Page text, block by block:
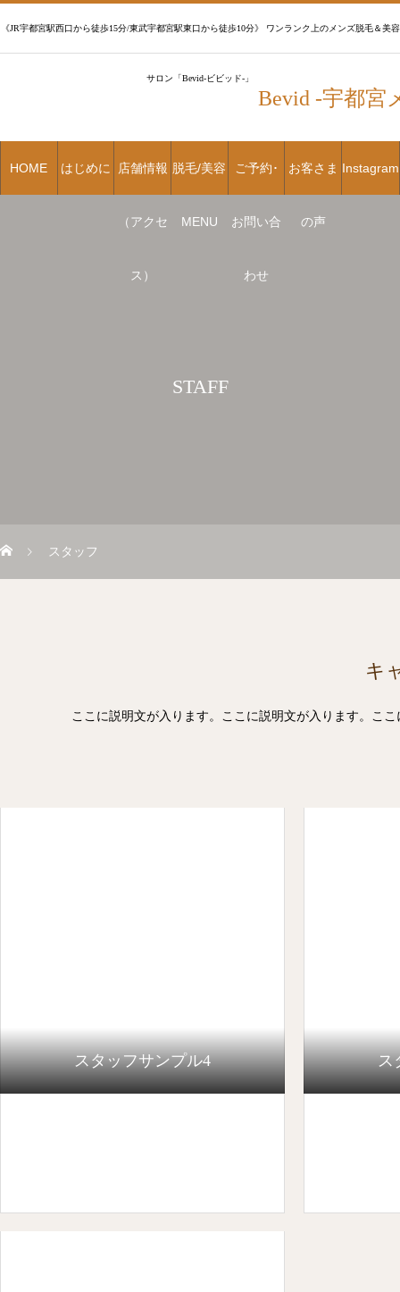
《JR宇都宮駅西口から徒歩15分/東武宇都宮駅東口から徒歩10分》 ワンランク上のメンズ脱毛＆美容
サロン「Bevid-ビビッド-」
Bevid -宇都宮
HOME はじめに 店舗情報
（アクセ
ス）
脱毛/美容
MENU
ご予約･
お問い合
わせ
お客さま
の声
Instagram
STAFF
スタッフ
キ
ここに説明文が入ります。ここに説明文が入ります。こ
スタッフサンプル4 ス